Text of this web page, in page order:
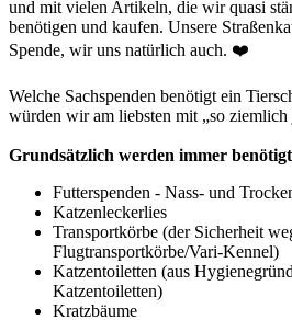
und mit vielen Artikeln, die wir quasi
benötigen und kaufen. Unsere
Spende, wir uns natürlich auch. ❤️
Welche Sachspenden benötigt ein
würden wir am liebsten mit „so ziemlich
Grundsätzlich werden immer
Futterspenden - Nass- und
Katzenleckerlies
Transportkörbe (der Sicherheit
Flugtransportkörbe/Vari-Kennel)
Katzentoiletten (aus
Katzentoiletten)
Kratzbäume